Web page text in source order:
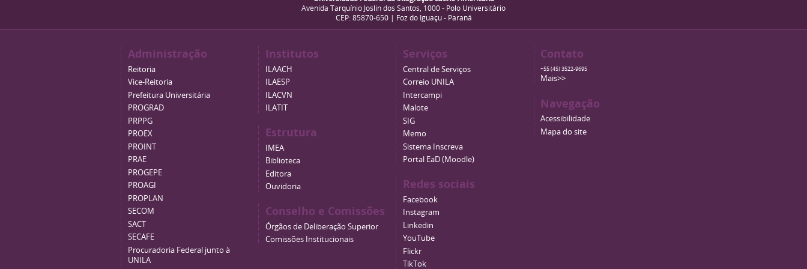
Avenida Tarquínio Joslin dos Santos, 1000 - Polo Universitário
CEP: 85870-650 | Foz do Iguaçu - Paraná
Administração
Reitoria
Vice-Reitoria
Prefeitura Universitária
PROGRAD
PRPPG
PROEX
PROINT
PRAE
PROGEPE
PROAGI
PROPLAN
SECOM
SACT
SECAFE
Procuradoria Federal junto à
UNILA
Institutos
ILAACH
ILAESP
ILACVN
ILATIT
Estrutura
IMEA
Biblioteca
Editora
Ouvidoria
Conselho e Comissões
Órgãos de Deliberação Superior
Comissões Institucionais
Serviços
Central de Serviços
Correio UNILA
Intercampi
Malote
SIG
Memo
Sistema Inscreva
Portal EaD (Moodle)
Redes sociais
Facebook
Instagram
Linkedin
YouTube
Flickr
TikTok
Contato
+55 (45) 3522-9695
Mais>>
Navegação
Acessibilidade
Mapa do site